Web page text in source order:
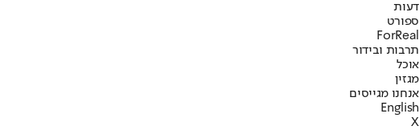
דעות
ספורט
ForReal
תרבות ובידור
אוכל
מגזין
אנחנו מגייסים
English
X